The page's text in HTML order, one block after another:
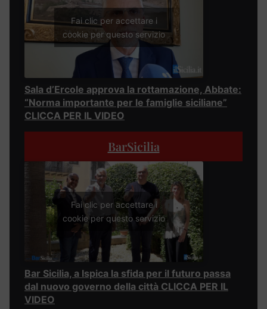
Fai clic per accettare i
cookie per questo servizio
Sala d’Ercole approva la rottamazione, Abbate:
“Norma importante per le famiglie siciliane”
CLICCA PER IL VIDEO
BarSicilia
Fai clic per accettare i
cookie per questo servizio
Bar Sicilia, a Ispica la sfida per il futuro passa
dal nuovo governo della città CLICCA PER IL
VIDEO